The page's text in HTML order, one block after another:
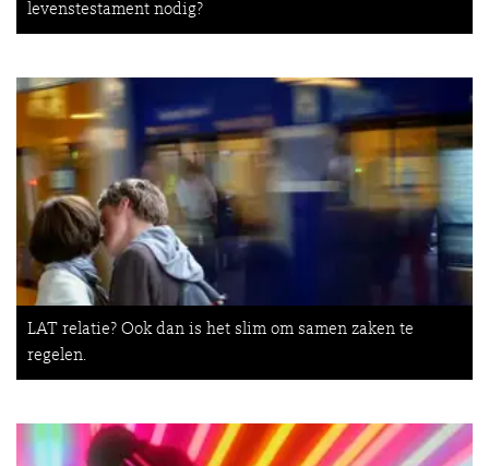
levenstestament nodig?
LAT relatie? Ook dan is het slim om samen zaken te
regelen.